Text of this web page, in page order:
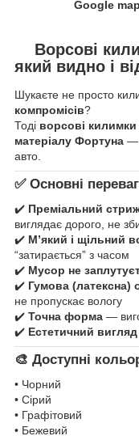
Google
Ворсові
який видно і
Шукаєте не просто
компромісів?
Тоді ворсові килимки
матеріалу Фортуна —
авто.
✅ Основні
✔️ Преміальний
виглядає дорого, не
✔️ М’який і щільний
“затирається” з часом
✔️ Мусор не
✔️ Гумова (латексна)
не пропускає вологу
✔️ Точна форма —
✔️ Естетичний
🎨 Доступні
• Чорний
• Сірий
• Графітовий
• Бежевий